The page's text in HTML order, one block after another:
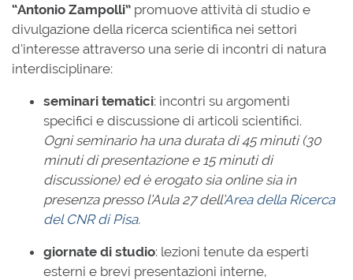
“Antonio Zampolli” promuove attività di studio e
divulgazione della ricerca scientifica nei settori
d’interesse attraverso una serie di incontri di natura
interdisciplinare:
seminari tematici: incontri su argomenti
specifici e discussione di articoli scientifici.
Ogni seminario ha una durata di 45 minuti (30
minuti di presentazione e 15 minuti di
discussione) ed è erogato sia online sia in
presenza presso l’Aula 27 dell’Area della Ricerca
del CNR di Pisa.
giornate di studio: lezioni tenute da esperti
esterni e brevi presentazioni interne,